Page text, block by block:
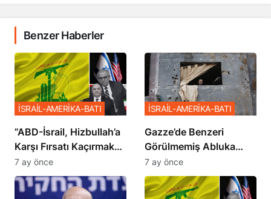
Benzer Haberler
​​​​​​​”ABD-İsrail, Hizbullah’a
Karşı Fırsatı Kaçırmak
İstemiyor”
İSRAİL-AMERİKA-BATI
7 ay önce
​​​​​​​Gazze’de Benzeri
Görülmemiş Abluka
Planı
İSRAİL-AMERİKA-BATI
7 ay önce